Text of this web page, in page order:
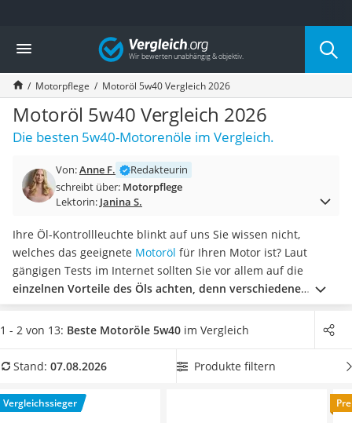
Die beliebtesten Vergleiche nach Kategorie
Auto & Motor
Fahrradträger-Anhängerkupplung (4 Fahrräder)
Fahrradträger
Fahrradträger (Anhängerkupplung)
Fahrradträger 3 Fahrräder
Benzinkanister (20 l)
Fahrradträger E-Bike
Benzinkanister
Wagenheber 3t
AGM-Batterie Wohnmobil
Thule-Fahrradträger
FM-Transmitter
Sommerreifen 205/55 R16
Autobatterie-Ladegerät
Alkoholtester
Diesel-Additiv
Wagenheber
Vergleich
Motorpflege Motoröl 5w40 Vergleich 2026
Motoröl 5w40 Vergleich 2026
Die besten 5w40-Motorenöle im Vergleich.
Von:Anne F.
Redakteurin
schreibt über: Motorpflege
Lektorin: Janina S.
Ihre Öl-Kontrollleuchte blinkt auf uns Sie wissen nicht,
welches das geeignete Motoröl für Ihren Motor ist? Laut
gängigen Tests im Internet sollten Sie vor allem auf die
einzelnen Vorteile des Öls achten, denn verschiedene
Marken bieten verschiedene Vorteile für Ihren Motor.
Zudem ist es wichtig,die jeweiligen Freigaben und
Sie das beste 5w40-Motoröl für Ihren Motor finden.
effektive Motornutzung. Überzeugt hat uns hier im August
2026 besonders das Modell
1 - 2 von 13: Beste Motoröle 5w40 im Vergleich
Stand: 07.08.2026 Produkte filtern
Vergleichssieger